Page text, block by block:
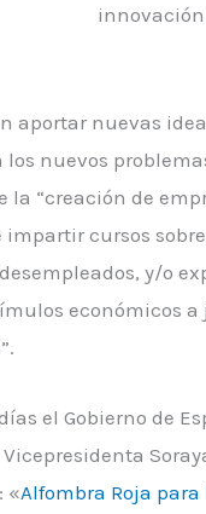
aportar nuevas
los nuevos
la “creación de
impartir cursos
y/o
económicos a
el Gobierno de
«Alfombra Roja para